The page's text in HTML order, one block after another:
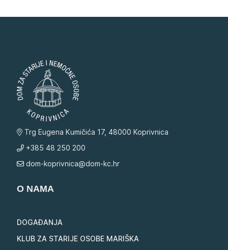
Trg Eugena Kumičića 17, 48000 Koprivnica
+385 48 250 200
dom-koprivnica@dom-kc.hr
O NAMA
DOGAĐANJA
KLUB ZA STARIJE OSOBE MARIŠKA